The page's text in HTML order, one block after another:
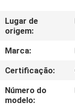
NÓS
EXCURSÃO
DA
FÁBRICA
Lugar de
origem:
Marca:
Certificação:
Número do
modelo: